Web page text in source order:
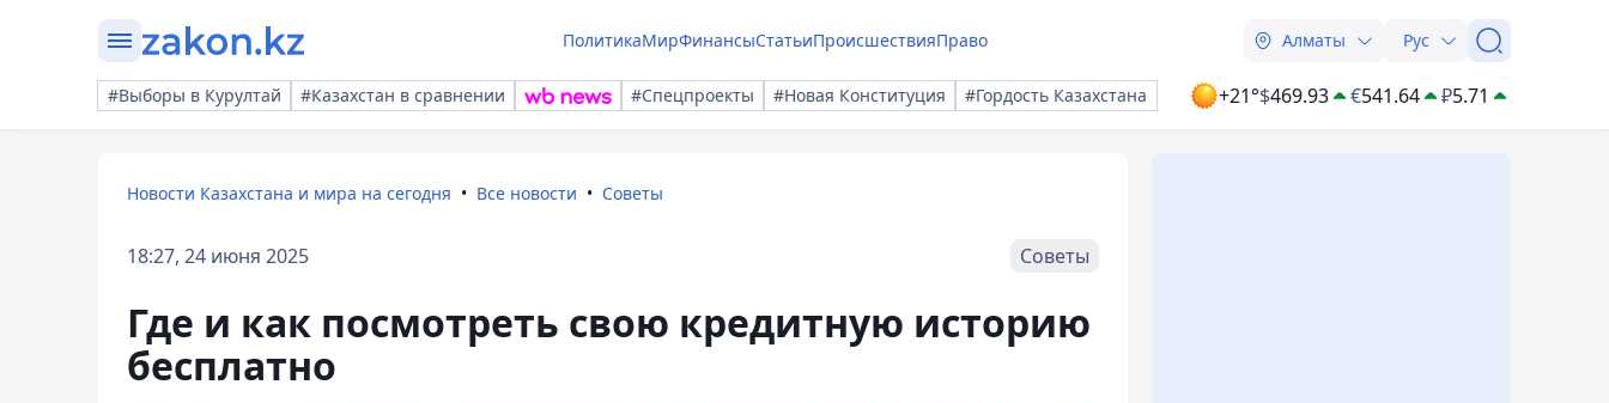
ПолитикаМирФинансыСтатьиПроисшествияПраво Алматы Рус
#Выборы в Курултай #Казахстан в сравнении #Спецпроекты #Новая Конституция #Гордость Казахстана +21°$469.93 €541.64 ₽5.71
Новости Казахстана и мира на сегодня Все новости Советы
18:27, 24 июня 2025 Советы
Где и как посмотреть свою кредитную историю
бесплатно